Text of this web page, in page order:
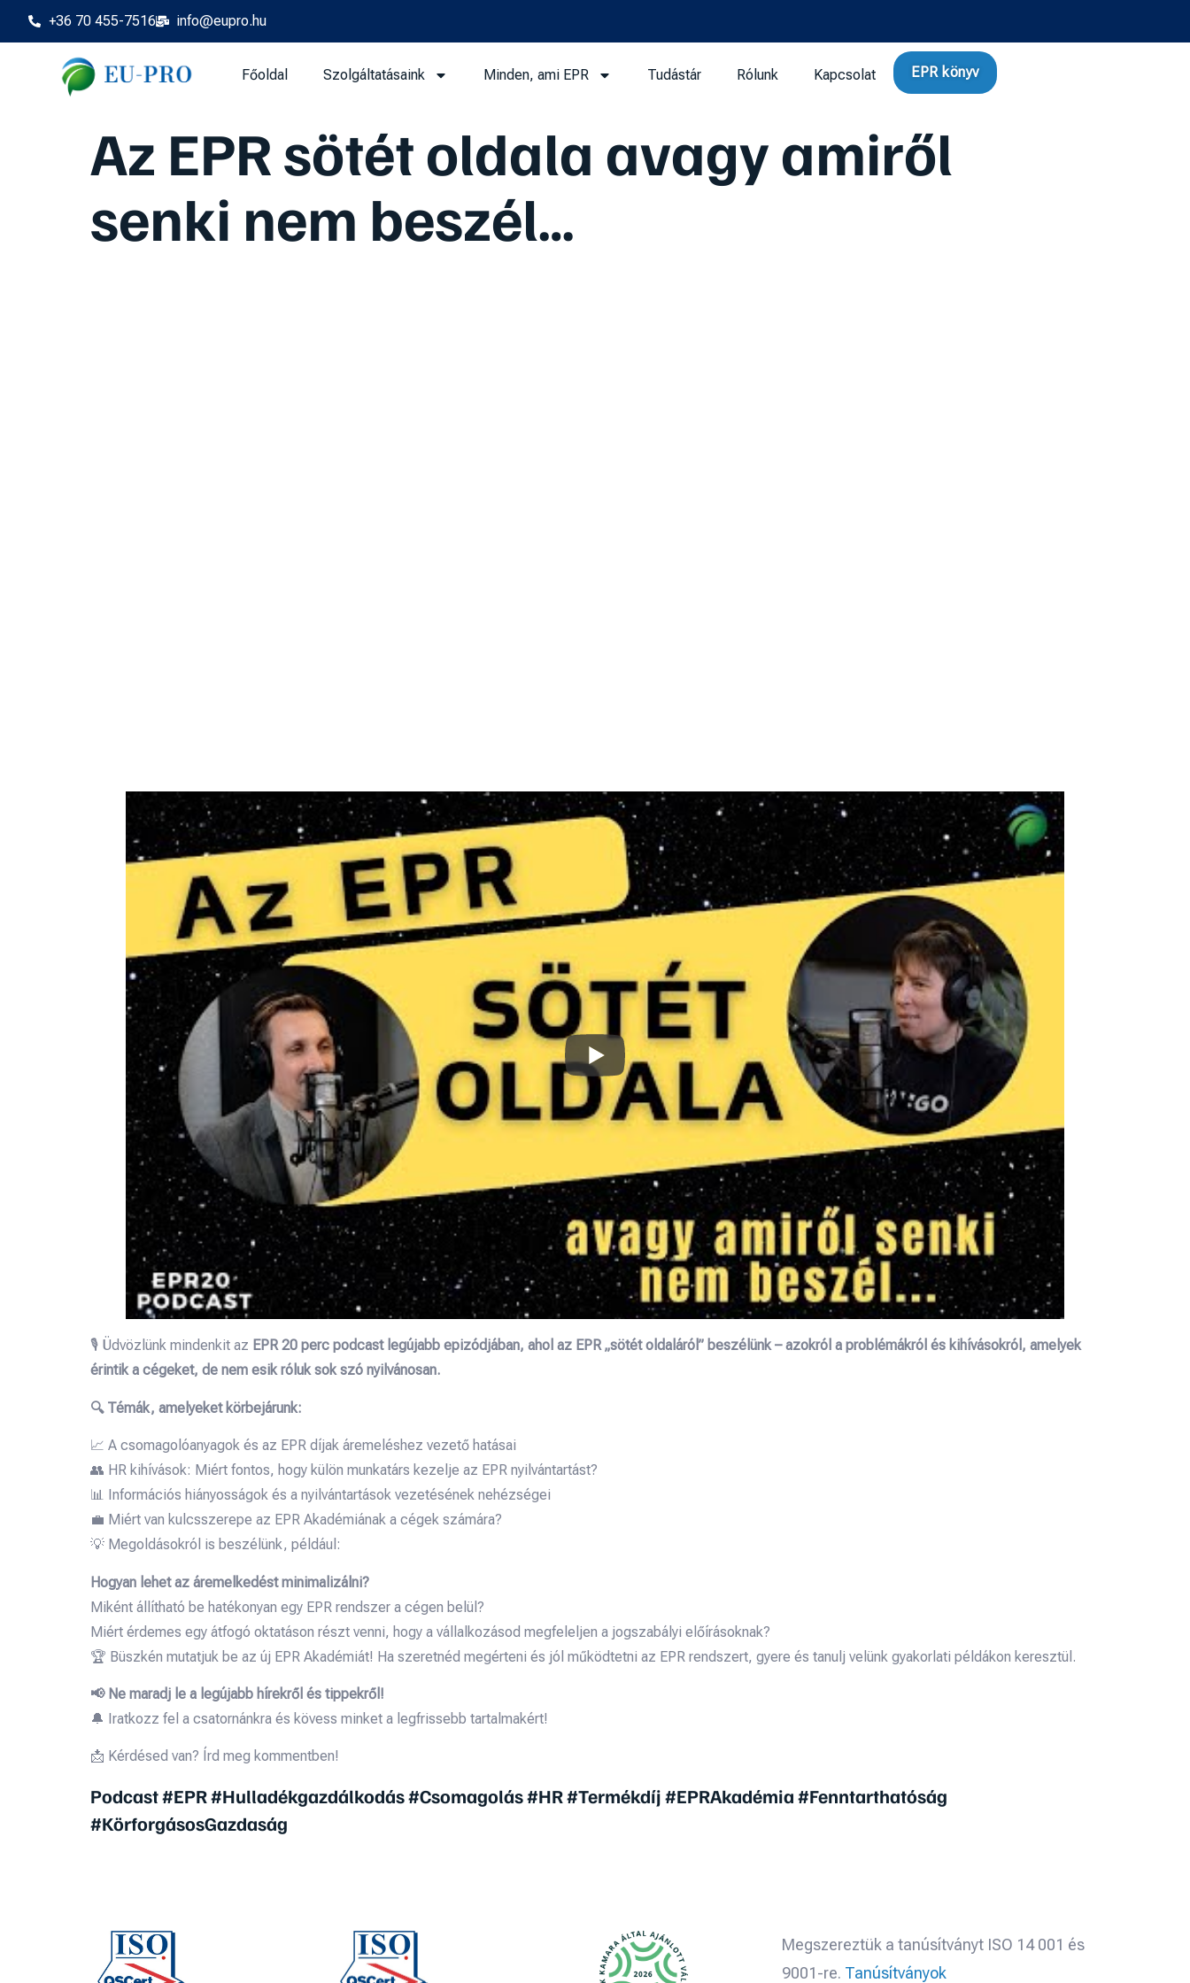
+36 70 455-7516 info@eupro.hu
Főoldal Szolgáltatásaink Minden, ami EPR Tudástár Rólunk Kapcsolat EPR könyv
Az EPR sötét oldala avagy amiről
senki nem beszél…
🎙️ Üdvözlünk mindenkit az EPR 20 perc podcast legújabb epizódjában, ahol az EPR „sötét oldaláról” beszélünk – azokról a problémákról és kihívásokról, amelyek
érintik a cégeket, de nem esik róluk sok szó nyilvánosan.
🔍 Témák, amelyeket körbejárunk:
📈 A csomagolóanyagok és az EPR díjak áremeléshez vezető hatásai
👥 HR kihívások: Miért fontos, hogy külön munkatárs kezelje az EPR nyilvántartást?
📊 Információs hiányosságok és a nyilvántartások vezetésének nehézségei
💼 Miért van kulcsszerepe az EPR Akadémiának a cégek számára?
💡 Megoldásokról is beszélünk, például:
Hogyan lehet az áremelkedést minimalizálni?
Miként állítható be hatékonyan egy EPR rendszer a cégen belül?
Miért érdemes egy átfogó oktatáson részt venni, hogy a vállalkozásod megfeleljen a jogszabályi előírásoknak?
🏆 Büszkén mutatjuk be az új EPR Akadémiát! Ha szeretnéd megérteni és jól működtetni az EPR rendszert, gyere és tanulj velünk gyakorlati példákon keresztül.
📢 Ne maradj le a legújabb hírekről és tippekről!
🔔 Iratkozz fel a csatornánkra és kövess minket a legfrissebb tartalmakért!
📩 Kérdésed van? Írd meg kommentben!
Podcast #EPR #Hulladékgazdálkodás #Csomagolás #HR #Termékdíj #EPRAkadémia #Fenntarthatóság
#KörforgásosGazdaság
Megszereztük a tanúsítványt ISO 14 001 és
9001-re. Tanúsítványok